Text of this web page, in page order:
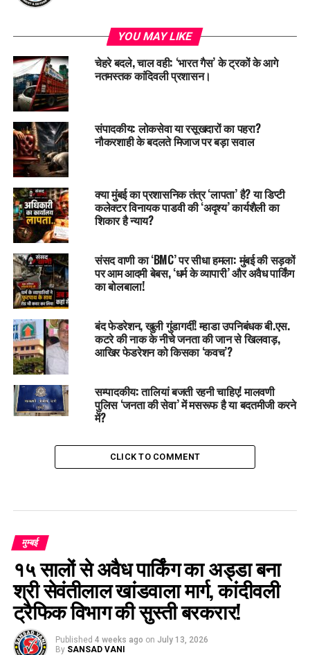
YOU MAY LIKE
चेहरे बदले, चाल वही: ‘भारत गैस’ के ट्रकों के आगे
नतमस्तक कांदिवली प्रशासन।
संपादकीय: लोकसेवा या रसूखदारों का पहरा?
नौकरशाही के बदलते मिजाज पर बड़ा सवाल
क्या मुंबई का प्रशासनिक तंत्र ‘लापता’ है? या डिप्टी
कलेक्टर विनायक पाडवी की ‘अदृश्य’ कार्यशैली का
शिकार है न्याय?
संसद वाणी का ‘BMC’ पर सीधा हमला: मुंबई की सड़कों
पर आम आदमी बेबस, ‘धर्म के व्यापारी’ और अवैध पार्किंग
का बोलबाला!
बंद फेडरेशन, खुली गुंडागर्दी! म्हाडा उपनिबंधक बी.एस.
कटरे की नाक के नीचे जनता की जान से खिलवाड़,
आखिर फेडरेशन को किसका ‘कवच’?
सम्पादकीय: तालियां बजती रहनी चाहिए! मालवणी
पुलिस ‘जनता की सेवा’ में मसरूफ है या बदतमीजी करने
में?
CLICK TO COMMENT
मुम्बई
१५ सालों से अवैध पार्किंग का अड्डा बना
श्री सेवंतीलाल खांडवाला मार्ग, कांदीवली
ट्रैफिक विभाग की सुस्ती बरकरार!
Published 4 weeks ago on July 13, 2026
By SANSAD VANI